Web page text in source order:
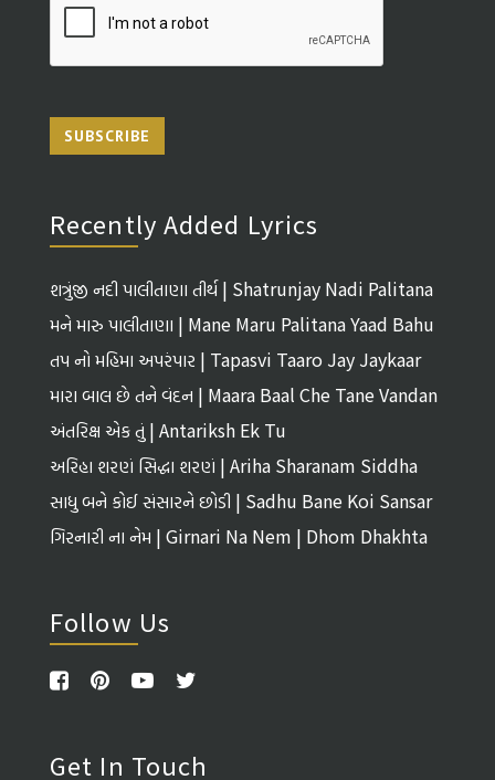
SUBSCRIBE
Recently Added Lyrics
શત્રુંજી નદી પાલીતાણા તીર્થ | Shatrunjay Nadi Palitana
Tirth
મને મારુ પાલીતાણા | Mane Maru Palitana Yaad Bahu
તપ નો મહિમા અપરંપાર | Tapasvi Taaro Jay Jaykaar
મારા બાલ છે તને વંદન | Maara Baal Che Tane Vandan
અંતરિક્ષ એક તું | Antariksh Ek Tu
અરિહા શરણં સિદ્ધા શરણં | Ariha Sharanam Siddha
Sharanam
સાધુ બને કોઈ સંસારને છોડી | Sadhu Bane Koi Sansar
Ne Chhodi
ગિરનારી ના નેમ | Girnari Na Nem | Dhom Dhakhta
Follow Us
Get In Touch